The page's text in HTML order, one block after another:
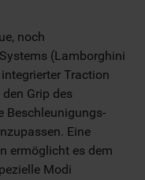
noch
(Lamborghini
Traction
Grip des
Beschleunigungs-
Eine
ermöglicht es dem
Modi